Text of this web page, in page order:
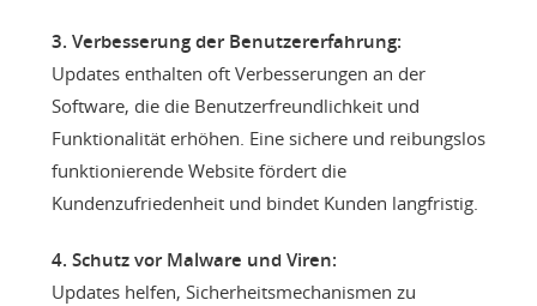
3. Verbesserung der Benutzererfahrung:
Updates enthalten oft Verbesserungen an der
Software, die die Benutzerfreundlichkeit und
Funktionalität erhöhen. Eine sichere und reibungslos
funktionierende Website fördert die
Kundenzufriedenheit und bindet Kunden langfristig.
4. Schutz vor Malware und Viren:
Updates helfen, Sicherheitsmechanismen zu